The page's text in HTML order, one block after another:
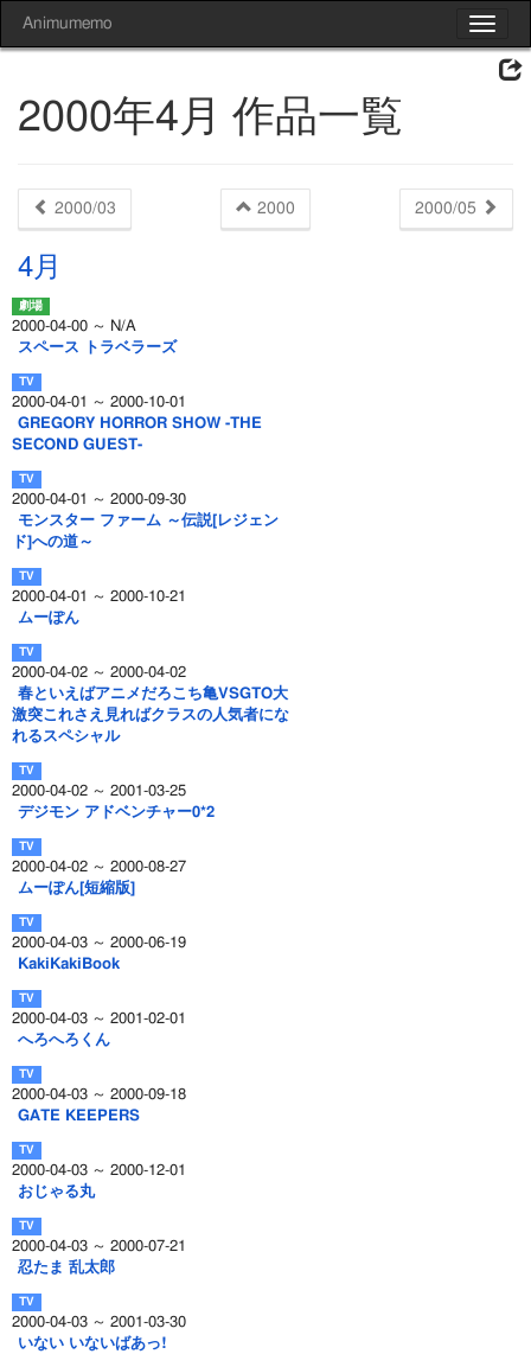
Toggle
Animumemo
2000年4月 作品一覧
2000/03 2000 2000/05
4月
2000-04-00 ～ N/A
スペース トラベラーズ
2000-04-01 ～ 2000-10-01
GREGORY HORROR SHOW -THE
SECOND GUEST-
2000-04-01 ～ 2000-09-30
モンスター ファーム ～伝説[レジェン
ド]への道～
2000-04-01 ～ 2000-10-21
ムーぽん
2000-04-02 ～ 2000-04-02
春といえばアニメだろこち亀VSGTO大
激突これさえ見ればクラスの人気者にな
れるスペシャル
2000-04-02 ～ 2001-03-25
デジモン アドベンチャー0*2
2000-04-02 ～ 2000-08-27
ムーぽん[短縮版]
2000-04-03 ～ 2000-06-19
KakiKakiBook
2000-04-03 ～ 2001-02-01
へろへろくん
2000-04-03 ～ 2000-09-18
GATE KEEPERS
2000-04-03 ～ 2000-12-01
おじゃる丸
2000-04-03 ～ 2000-07-21
忍たま 乱太郎
2000-04-03 ～ 2001-03-30
いない いないばあっ!